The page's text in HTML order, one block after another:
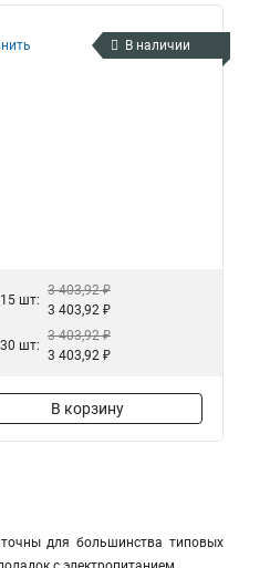
В наличии
шт:
3 403,92 ₽
3 403,92 ₽
шт:
3 403,92 ₽
3 403,92 ₽
В корзину
для большинства типовых